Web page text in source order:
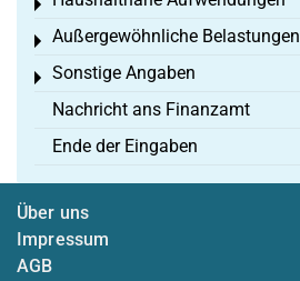
Toggle menu
Außergewöhnliche Belastungen
Toggle menu
Sonstige Angaben
Toggle menu
Nachricht ans Finanzamt
Ende der Eingaben
Über uns
Impressum
AGB